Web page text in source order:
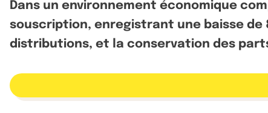
Dans un environnement économique
souscription, enregistrant une baisse de
distributions, et la conservation des